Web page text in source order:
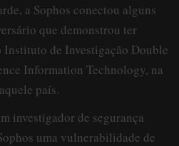
a Sophos conectou alguns
que demonstrou ter
Instituto de Investigação Double
Information Technology, na
país.
investigador de segurança
uma vulnerabilidade de